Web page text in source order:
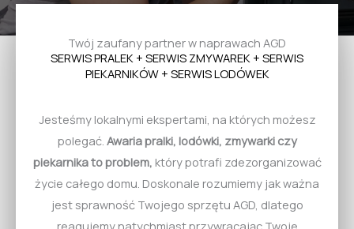
Twój zaufany partner w naprawach AGD
SERWIS PRALEK + SERWIS ZMYWAREK + SERWIS
PIEKARNIKÓW + SERWIS LODÓWEK
Jesteśmy lokalnymi ekspertami, na których możesz
polegać. Awaria pralki, lodówki, zmywarki czy
piekarnika to problem, który potrafi zdezorganizować
życie całego domu. Doskonale rozumiemy jak ważna
jest sprawność Twojego sprzętu AGD, dlatego
reagujemy natychmiast przywracając Twoje